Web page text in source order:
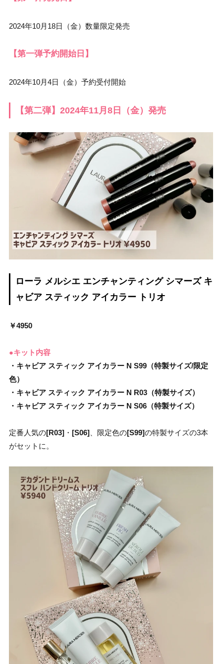
2024年10月18日（金）数量限定発売
【第一弾予約開始日】
2024年10月4日（金）予約受付開始
【第二弾】2024年11月8日（金）発売
ローラ メルシエ エンチャンティング シマーズ キ
ャビア スティック アイカラー トリオ
￥4950
●キット内容
・キャビア スティック アイカラー N S99（特製サイズ/限定
色）
・キャビア スティック アイカラー N R03（特製サイズ）
・キャビア スティック アイカラー N S06（特製サイズ）
定番人気の[R03] ・ [S06] 、限定色の[S99]の特製サイズの3本
がセットに。